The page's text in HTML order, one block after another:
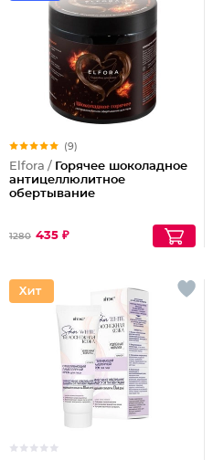
(9)
Elfora / Горячее шоколадное
антицеллюлитное
обертывание
1280 435 ₽